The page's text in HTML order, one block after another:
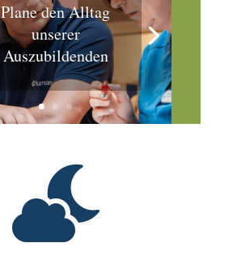
Plane den Alltag
unserer
Auszubildenden
